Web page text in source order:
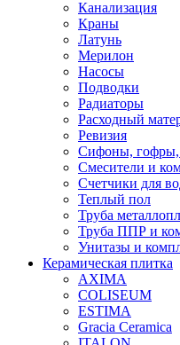
Канализация
Краны
Латунь
Мерилон
Насосы
Подводки
Радиаторы
Расходный
Ревизия
Сифоны, гофры,
Смесители и
Счетчики для
Теплый пол
Труба
Труба ППР и
Унитазы и
Керамическая плитка
AXIMA
COLISEUM
ESTIMA
Gracia Ceramica